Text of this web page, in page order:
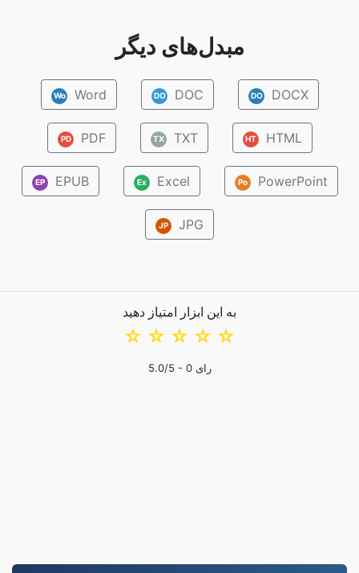
مبدل‌های دیگر
Wo Word DO DOC DO DOCX
PD PDF TX TXT HT HTML
EP EPUB Ex Excel Po PowerPoint
JP JPG
به این ابزار امتیاز دهید
☆
☆
☆
☆
☆
5.0/5 - 0 رای